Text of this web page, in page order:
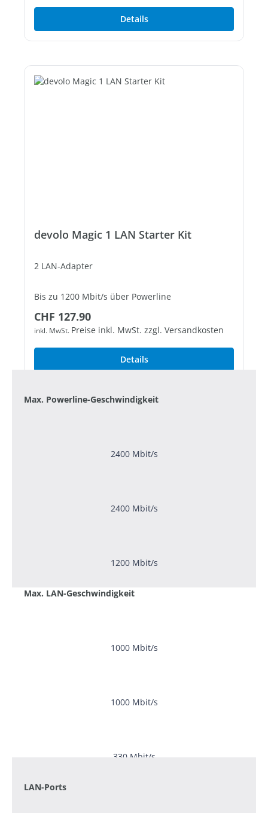
Details
devolo Magic 1 LAN Starter Kit
2 LAN-Adapter
Bis zu 1200 Mbit/s über Powerline
1 freier Gigabit-LAN-Port
Regulärer Preis:
CHF 127.90
inkl. MwSt. Preise inkl. MwSt. zzgl. Versandkosten
Details
Max. Powerline-Geschwindigkeit
2400 Mbit/s
2400 Mbit/s
1200 Mbit/s
Max. LAN-Geschwindigkeit
1000 Mbit/s
1000 Mbit/s
330 Mbit/s
LAN-Ports